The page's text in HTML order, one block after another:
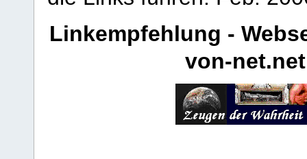
Linkempfehlung -
von-net.net